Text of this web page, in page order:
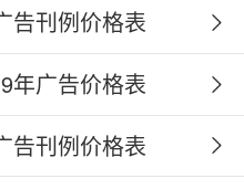
告刊例价格表
年广告价格表
告刊例价格表